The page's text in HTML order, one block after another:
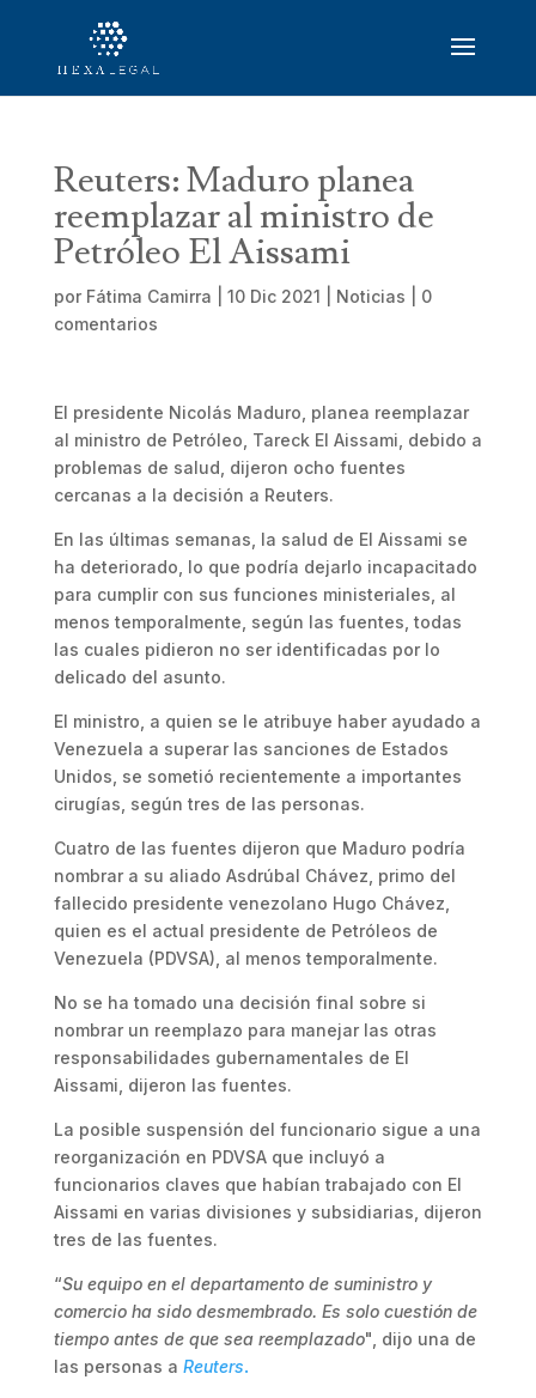
Reuters: Maduro planea
reemplazar al ministro de
Petróleo El Aissami
por Fátima Camirra 10 Dic 2021 Noticias
0
comentarios
El presidente Nicolás Maduro, planea reemplazar
al ministro de Petróleo, Tareck El Aissami, debido a
problemas de salud, dijeron ocho fuentes
cercanas a la decisión a Reuters.
En las últimas semanas, la salud de El Aissami se
ha deteriorado, lo que podría dejarlo incapacitado
para cumplir con sus funciones ministeriales, al
menos temporalmente, según las fuentes, todas
las cuales pidieron no ser identificadas por lo
delicado del asunto.
El ministro, a quien se le atribuye haber ayudado a
Venezuela a superar las sanciones de Estados
Unidos, se sometió recientemente a importantes
cirugías, según tres de las personas.
Cuatro de las fuentes dijeron que Maduro podría
nombrar a su aliado Asdrúbal Chávez, primo del
fallecido presidente venezolano Hugo Chávez,
quien es el actual presidente de Petróleos de
Venezuela (PDVSA), al menos temporalmente.
No se ha tomado una decisión final sobre si
nombrar un reemplazo para manejar las otras
responsabilidades gubernamentales de El
Aissami, dijeron las fuentes.
La posible suspensión del funcionario sigue a una
reorganización en PDVSA que incluyó a
funcionarios claves que habían trabajado con El
Aissami en varias divisiones y subsidiarias, dijeron
tres de las fuentes.
“Su equipo en el departamento de suministro y
comercio ha sido desmembrado. Es solo cuestión de
tiempo antes de que sea reemplazado", dijo una de
las personas a Reuters.